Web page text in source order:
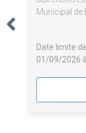
Municipal de
Date limite
01/09/2026